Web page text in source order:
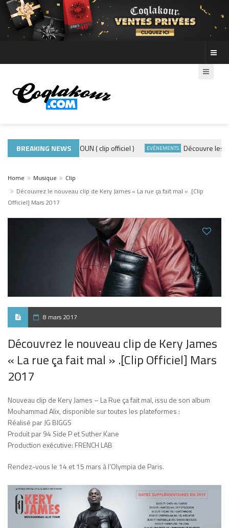
BREAKING NEWS
ADE440 – GRAMOUN ( clip officiel ) EVÈNEMENTS Découvre les
Home Musique
Clip
Découvrez le nouveau clip de Kery James « La rue ça fait mal » .[Clip
Officiel] Mars 2017
8 mars 2017
Découvrez le nouveau clip de Kery James
« La rue ça fait mal » .[Clip Officiel] Mars
2017
Nouveau clip de Kery James – La Rue ça fait mal, issu de son album
Mouhammad Alix, disponible sur toutes les plateformes :
Réalisé par JG BIGGS
Produit par 94 Side P et Suther Kane
Production exécutive: FRENCH LAB
Rendez-vous le 14 et 15 mars à l’Olympia de Paris.